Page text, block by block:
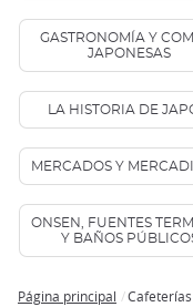
GASTRONOMÍA Y
JAPONESAS
LA HISTORIA DE
MERCADOS Y
ONSEN, FUENTES
Y BAÑOS
Página principal